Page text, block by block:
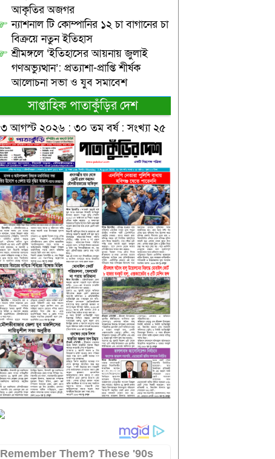
আকৃতির অজগর
ন্যাশনাল টি কোম্পানির ১২ চা বাগানের চা
বিক্রয়ে নতুন ইতিহাস
শ্রীমঙ্গলে ‘ইতিহাসের আয়নায় জুলাই
গণঅভ্যুত্থান’: প্রত্যাশা-প্রাপ্তি শীর্ষক
আলোচনা সভা ও যুব সমাবেশ
সাপ্তাহিক পাতাকুঁড়ির দেশ
৩ আগস্ট ২০২৬ : ৩০ তম বর্ষ : সংখ্যা ২৫